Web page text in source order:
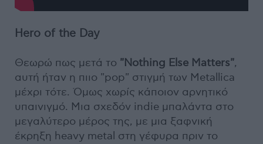
Hero of the Day
Θεωρώ πως μετά το "Nothing Else Matters",
αυτή ήταν η πιιο "pop" στιγμή των Metallica
μέχρι τότε. Όμως χωρίς κάποιον αρνητικό
υπαινιγμό. Μια σχεδόν indie μπαλάντα στο
μεγαλύτερο μέρος της, με μια ξαφνική
έκρηξη heavy metal στη γέφυρα πριν το